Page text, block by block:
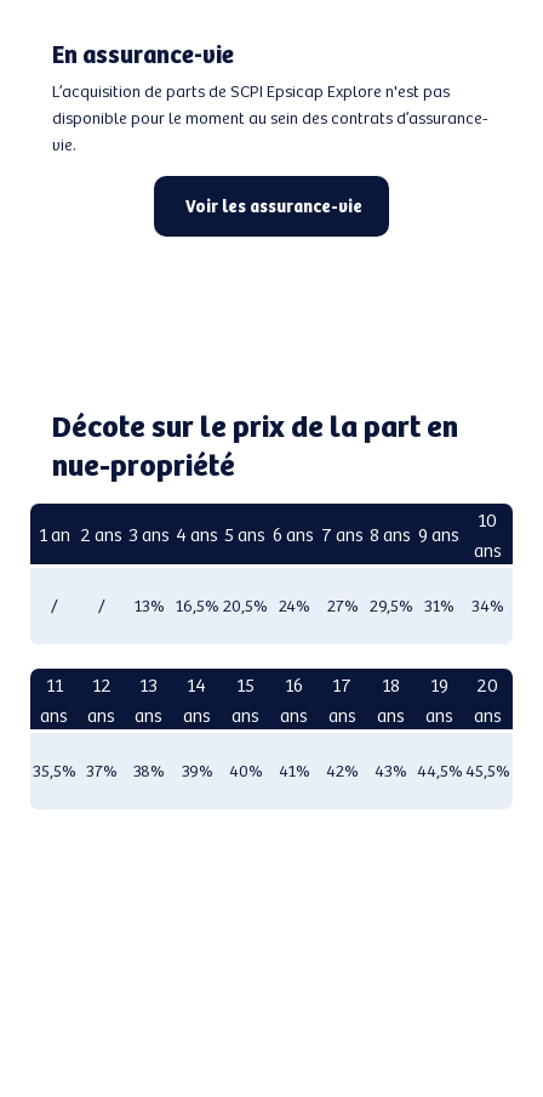
En assurance-vie
L’acquisition de parts de SCPI Epsicap Explore n'est pas
disponible pour le moment au sein des contrats d’assurance-
vie.
Voir les assurance-vie
Décote sur le prix de la part en
nue-propriété
1 an 2 ans 3 ans 4 ans 5 ans 6 ans 7 ans 8 ans 9 ans
10
ans
/ / 13% 16,5% 20,5% 24% 27% 29,5% 31% 34%
11
ans
12
ans
13
ans
14
ans
15
ans
16
ans
17
ans
18
ans
19
ans
20
ans
35,5% 37% 38% 39% 40% 41% 42% 43% 44,5%45,5%